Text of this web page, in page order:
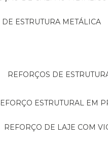
DE ESTRUTURA METÁLICA
REFORÇOS DE
REFORÇO ESTRUTURAL EM
REFORÇO DE LAJE COM